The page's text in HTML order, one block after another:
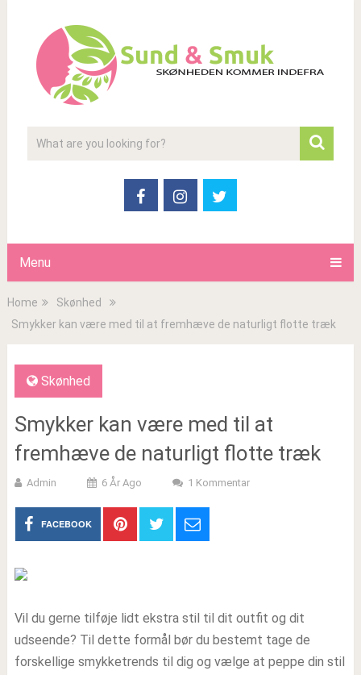
Menu
Home
Skønhed
Smykker kan være med til at fremhæve de naturligt flotte træk
Skønhed
Smykker kan være med til at
fremhæve de naturligt flotte træk
Admin 6 År Ago 1 Kommentar
FACEBOOK
Vil du gerne tilføje lidt ekstra stil til dit outfit og dit
udseende? Til dette formål bør du bestemt tage de
forskellige smykketrends til dig og vælge at peppe din stil